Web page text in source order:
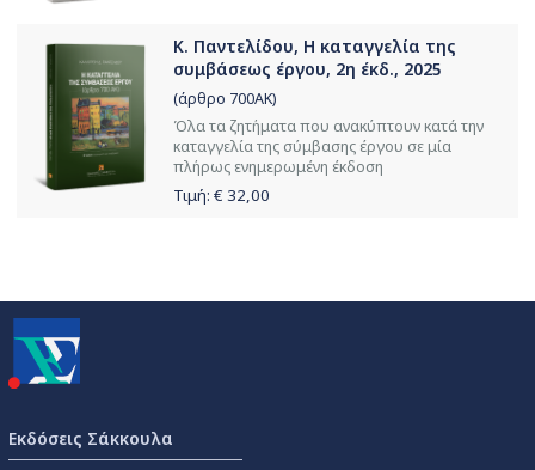
Κ. Παντελίδου, Η καταγγελία της
συμβάσεως έργου, 2η έκδ., 2025
(άρθρο 700ΑΚ)
Όλα τα ζητήματα που ανακύπτουν κατά την
καταγγελία της σύμβασης έργου σε μία
πλήρως ενημερωμένη έκδοση
Τιμή: € 32,00
Εκδόσεις Σάκκουλα